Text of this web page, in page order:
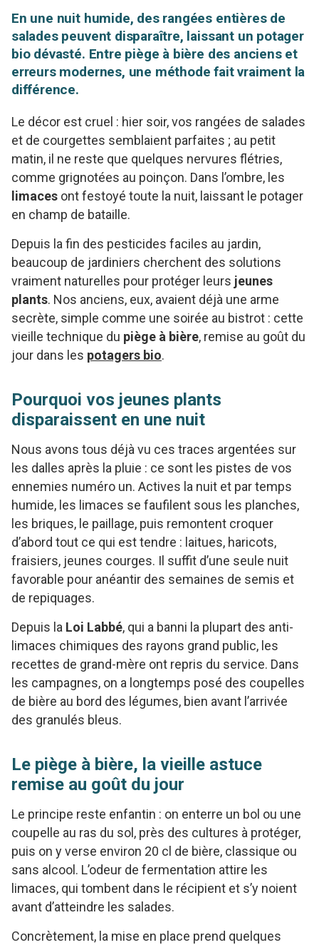
En une nuit humide, des rangées entières de
salades peuvent disparaître, laissant un potager
bio dévasté. Entre piège à bière des anciens et
erreurs modernes, une méthode fait vraiment la
différence.
Le décor est cruel : hier soir, vos rangées de salades
et de courgettes semblaient parfaites ; au petit
matin, il ne reste que quelques nervures flétries,
comme grignotées au poinçon. Dans l’ombre, les
limaces ont festoyé toute la nuit, laissant le potager
en champ de bataille.
Depuis la fin des pesticides faciles au jardin,
beaucoup de jardiniers cherchent des solutions
vraiment naturelles pour protéger leurs jeunes
plants. Nos anciens, eux, avaient déjà une arme
secrète, simple comme une soirée au bistrot : cette
vieille technique du piège à bière, remise au goût du
jour dans les potagers bio.
Pourquoi vos jeunes plants
disparaissent en une nuit
Nous avons tous déjà vu ces traces argentées sur
les dalles après la pluie : ce sont les pistes de vos
ennemies numéro un. Actives la nuit et par temps
humide, les limaces se faufilent sous les planches,
les briques, le paillage, puis remontent croquer
d’abord tout ce qui est tendre : laitues, haricots,
fraisiers, jeunes courges. Il suffit d’une seule nuit
favorable pour anéantir des semaines de semis et
de repiquages.
Depuis la Loi Labbé, qui a banni la plupart des anti-
limaces chimiques des rayons grand public, les
recettes de grand-mère ont repris du service. Dans
les campagnes, on a longtemps posé des coupelles
de bière au bord des légumes, bien avant l’arrivée
des granulés bleus.
Le piège à bière, la vieille astuce
remise au goût du jour
Le principe reste enfantin : on enterre un bol ou une
coupelle au ras du sol, près des cultures à protéger,
puis on y verse environ 20 cl de bière, classique ou
sans alcool. L’odeur de fermentation attire les
limaces, qui tombent dans le récipient et s’y noient
avant d’atteindre les salades.
Concrètement, la mise en place prend quelques